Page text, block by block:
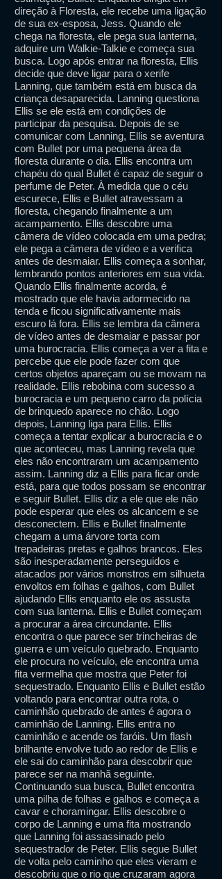
direção à Floresta, ele recebe uma ligação
de sua ex-esposa, Jess. Quando ele
chega na floresta, ele pega sua lanterna,
adquire um Walkie-Talkie e começa sua
busca. Logo após entrar na floresta, Ellis
decide que deve ligar para o xerife
Lanning, que também está em busca da
criança desaparecida. Lanning questiona
Ellis se ele está em condições de
participar da pesquisa. Depois de se
comunicar com Lanning, Ellis se aventura
com Bullet por uma pequena área da
floresta durante o dia. Ellis encontra um
chapéu do qual Bullet é capaz de seguir o
perfume de Peter. À medida que o céu
escurece, Ellis e Bullet atravessam a
floresta, chegando finalmente a um
acampamento. Ellis descobre uma
câmera de vídeo colocada em uma pedra;
ele pega a câmera de vídeo e a verifica
antes de desmaiar. Ellis começa a sonhar,
lembrando pontos anteriores em sua vida.
Quando Ellis finalmente acorda, é
mostrado que ele havia adormecido na
tenda e ficou significativamente mais
escuro lá fora. Ellis se lembra da câmera
de vídeo antes de desmaiar e passar por
uma burocracia. Ellis começa a ver a fita e
percebe que ele pode fazer com que
certos objetos apareçam ou se movam na
realidade. Ellis rebobina com sucesso a
burocracia e um pequeno carro da polícia
de brinquedo aparece no chão. Logo
depois, Lanning liga para Ellis. Ellis
começa a tentar explicar a burocracia e o
que aconteceu, mas Lanning revela que
eles não encontraram um acampamento
assim. Lanning diz a Ellis para ficar onde
está, para que todos possam se encontrar
e seguir Bullet. Ellis diz a ele que ele não
pode esperar que eles os alcancem e se
desconectem. Ellis e Bullet finalmente
chegam a uma árvore torta com
trepadeiras pretas e galhos brancos. Eles
são inesperadamente perseguidos e
atacados por vários monstros em silhueta
envoltos em folhas e galhos, com Bullet
ajudando Ellis enquanto ele os assusta
com sua lanterna. Ellis e Bullet começam
a procurar a área circundante. Ellis
encontra o que parece ser trincheiras de
guerra e um veículo quebrado. Enquanto
ele procura no veículo, ele encontra uma
fita vermelha que mostra que Peter foi
sequestrado. Enquanto Ellis e Bullet estão
voltando para encontrar outra rota, o
caminhão quebrado de antes é agora o
caminhão de Lanning. Ellis entra no
caminhão e acende os faróis. Um flash
brilhante envolve tudo ao redor de Ellis e
ele sai do caminhão para descobrir que
parece ser na manhã seguinte.
Continuando sua busca, Bullet encontra
uma pilha de folhas e galhos e começa a
cavar e choramingar. Ellis descobre o
corpo de Lanning e uma fita mostrando
que Lanning foi assassinado pelo
sequestrador de Peter. Ellis segue Bullet
de volta pelo caminho que eles vieram e
descobriu que o rio que cruzaram agora